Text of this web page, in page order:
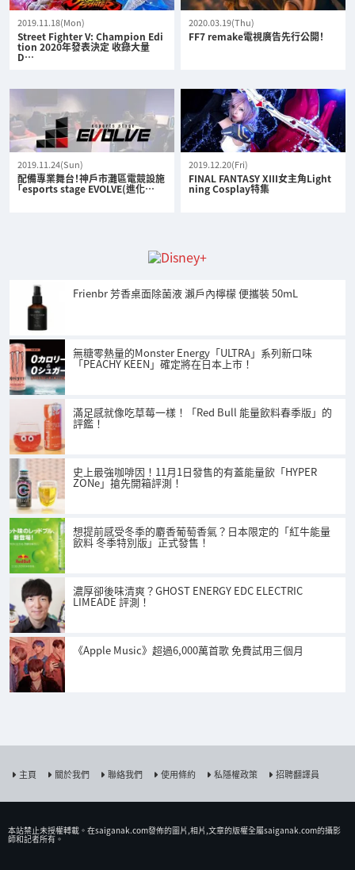
2019.11.18(Mon)
Street Fighter V: Champion Edi
tion 2020年發表決定 收錄大量
D…
2020.03.19(Thu)
FF7 remake電視廣告先行公開！
2019.11.24(Sun)
配備專業舞台！神戶市灘區電競設施
「esports stage EVOLVE(進化…
2019.12.20(Fri)
FINAL FANTASY XIII女主角Light
ning Cosplay特集
Frienbr 芳香桌面除菌液 瀨戶內檸檬 便攜裝 50mL
無糖零熱量的Monster Energy「ULTRA」系列新口味
「PEACHY KEEN」確定將在日本上市！
滿足感就像吃草莓一樣！「Red Bull 能量飲料春季版」的
評鑑！
史上最強咖啡因！11月1日發售的有蓋能量飲「HYPER
ZONe」搶先開箱評測！
想提前感受冬季的麝香葡萄香氣？日本限定的「紅牛能量
飲料 冬季特別版」正式發售！
濃厚卻後味清爽？GHOST ENERGY EDC ELECTRIC
LIMEADE 評測！
《Apple Music》超過6,000萬首歌 免費試用三個月
主頁 關於我們 聯絡我們 使用條約 私隱權政策 招聘翻譯員
本站禁止未授權𨍭載。在saiganak.com發佈的圖片,相片,文章的版權全屬saiganak.com的攝影
師和記者所有。